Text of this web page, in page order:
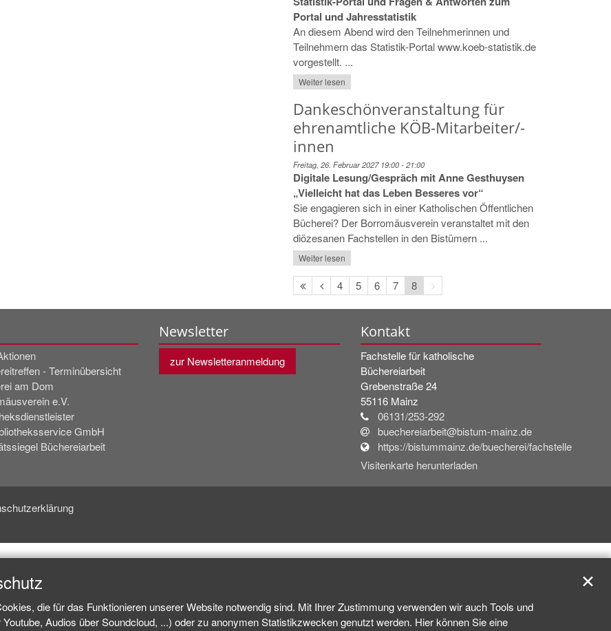
Portal und Jahresstatistik
An diesem Abend wird den Teilnehmerinnen und
Teilnehmern das Statistik-Portal www.koeb-statistik.de
vorgestellt. ...
Weiter lesen
Dankeschönveranstaltung für
ehrenamtliche KÖB-Mitarbeiter/-
innen
Freitag, 26. Februar 2027 19:00 - 21:00
Digitale Lesung/Gespräch mit Anne Gesthuysen
„Vielleicht hat das Leben Besseres vor“
Sie engagieren sich in einer Katholischen Öffentlichen
Bücherei? Der Borromäusverein veranstaltet mit den
diözesanen Fachstellen in den Bistümern ...
Weiter lesen
Erste
Seite
Vorherige
Seite
4 5 6 7 8
Nächste
Seite
- Terminübersicht
am Dom
e.V.
GmbH
Büchereiarbeit
Newsletter
zur Newsletteranmeldung
Kontakt
Fachstelle für katholische
Büchereiarbeit
Grebenstraße 24
55116 Mainz
06131/253-292
buechereiarbeit@bistum-mainz.de
https://bistummainz.de/buecherei/fachstelle
Visitenkarte herunterladen
die für das Funktionieren unserer Website notwendig sind. Mit Ihrer Zustimmung verwenden wir auch Tools und
Audios über Soundcloud, ...) oder zu anonymen Statistikzwecken genutzt werden. Hier können Sie eine
✕